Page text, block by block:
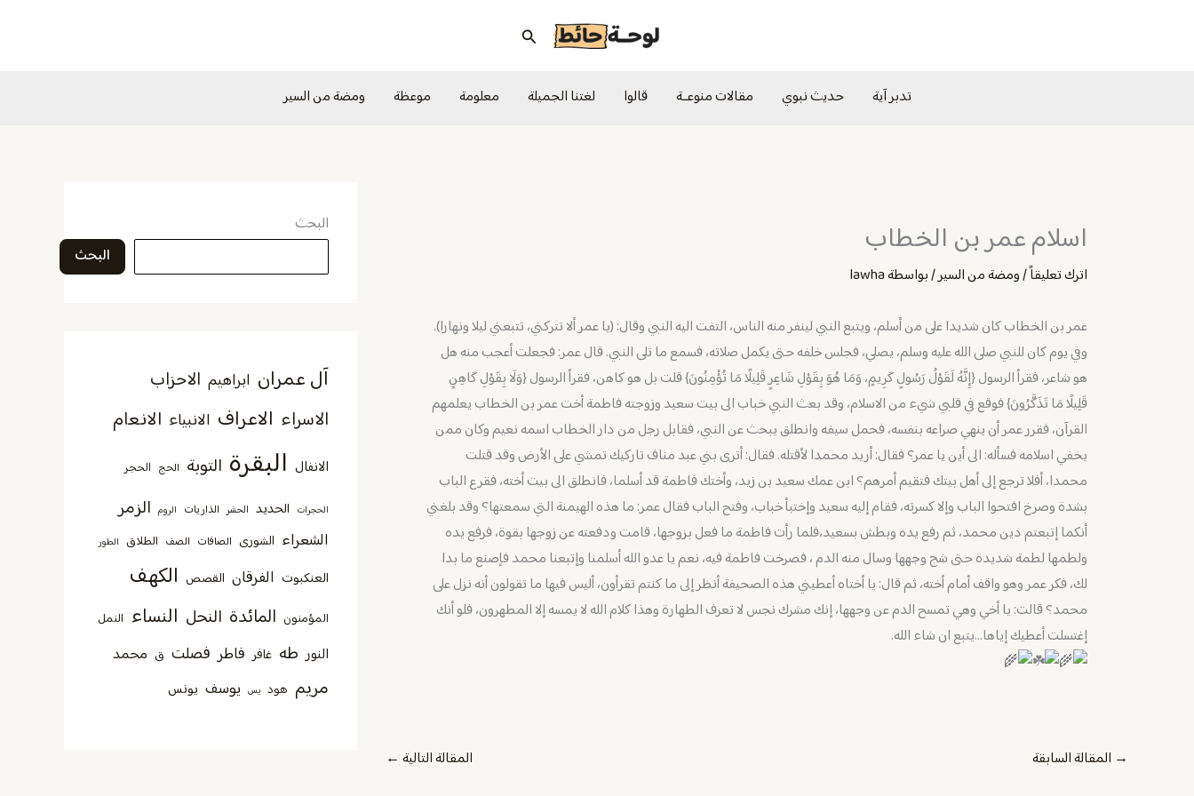
البحث
تدبر آية حديث نبوي مقالات منوعــة قالوا لغتنا الجميلة معلومة موعظة ومضة من السير
اسلام عمر بن الخطاب
اترك تعليقاً/ومضة من السير/ بواسطةlawha
عمر بن الخطاب كان شديدا على من أسلم، ويتبع النبي لينفر منه الناس، التفت اليه النبي وقال: (يا عمر ألا تتركني، تتبعني ليلا ونهارا).
وفي يوم كان للنبي صلى الله عليه وسلم، يصلي، فجلس خلفه حتى يكمل صلاته، فسمع ما تلى النبي. قال عمر: فجعلت أعجب منه هل
هو شاعر، فقرأ الرسول {إِنَّهُ لَقَوْلُ رَسُولٍ كَرِيمٍ، وَمَا هُوَ بِقَوْلِ شَاعِرٍ قَلِيلًا مَا تُؤْمِنُونَ} قلت بل هو كاهن، فقرأ الرسول {وَلَا بِقَوْلِ كَاهِنٍ
قَلِيلًا مَا تَذَكَّرُونَ} فوقع في قلبي شيء من الاسلام، وقد بعث النبي خباب الى بيت سعيد وزوجته فاطمة أخت عمر بن الخطاب يعلمهم
القرآن، فقرر عمر أن ينهي صراعه بنفسه، فحمل سيفه وانطلق يبحث عن النبي، فقابل رجل من دار الخطاب اسمه نعيم وكان ممن
يخفي اسلامه فسأله: الى أين يا عمر؟ فقال: أريد محمدا لأقتله. فقال: أترى بني عبد مناف تاركيك تمشي على الأرض وقد قتلت
محمدا، أفلا ترجع إلى أهل بيتك فتقيم أمرهم؟ ابن عمك سعيد بن زيد، وأختك فاطمة قد أسلما، فانطلق الى بيت أخته، فقرع الباب
بشدة وصرخ افتحوا الباب وإلا كسرته، فقام إليه سعيد وإختبأ خباب، وفتح الباب فقال عمر: ما هذه الهيمنة التي سمعتها؟ وقد بلغني
أنكما إتبعتم دين محمد، ثم رفع يده وبطش بسعيد،فلما رأت فاطمة ما فعل بزوجها، قامت ودفعته عن زوجها بقوة، فرفع يده
ولطمها لطمة شديدة حتى شج وجهها وسال منه الدم ، فصرخت فاطمة فيه، نعم يا عدو الله أسلمنا وإتبعنا محمد فإصنع ما بدا
لك، فكر عمر وهو واقف أمام أخته، ثم قال: يا أختاه أعطيني هذه الصحيفة أنظر إلى ما كنتم تقرأون، أليس فيها ما تقولون أنه نزل على
محمد؟ قالت: يا أخي وهي تمسح الدم عن وجهها، إنك مشرك نجس لا تعرف الطهارة وهذا كلام الله لا يمسه إلا المطهرون، فلو أنك
إغتسلت أعطيك إياها…يتبع ان شاء الله.
→ المقالة السابقة المقالة التالية ←
البحث
البحث
آل عمران ابراهيم الاحزاب
الاسراء الاعراف الانبياء الانعام
الانفال البقرة التوبة الحج الحجر
الحجرات الحديد الحشر الذاريات الروم الزمر
الشعراء الشورى الصافات الصف الطلاق الطور
العنكبوت الفرقان القصص الكهف
المؤمنون المائدة النحل النساء النمل
النور طه غافر فاطر فصلت ق محمد
مريم هود يس يوسف يونس